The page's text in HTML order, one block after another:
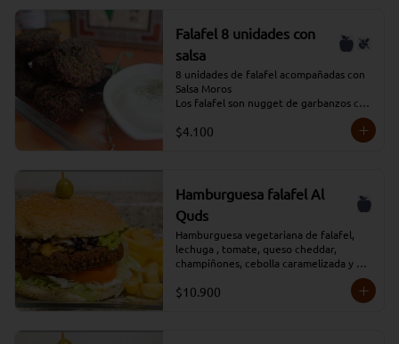
Falafel 8 unidades con
salsa
8 unidades de falafel acompañadas con
Salsa Moros
Los falafel son nugget de garbanzos con
verduras condimentados y que se fríen
en aceite profundo.
$4.100
Hamburguesa falafel Al
Quds
Hamburguesa vegetariana de falafel,
lechuga , tomate, queso cheddar,
champiñones, cebolla caramelizada y
aderezada con salsa tradicional Moros,
acompañada de papas fritas y salsa
$10.900